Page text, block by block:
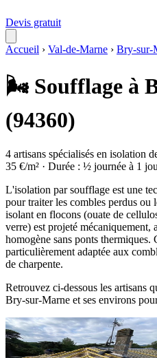
Devis gratuit
Accueil › Val-de-Marne › Bry-sur-
🌬️ Soufflage à
(94360)
4 artisans spécialisés en isolation
35 €/m² · Durée : ½ journée à 1
L'isolation par soufflage est une
pour traiter les combles perdus ou
isolant en flocons (ouate de
verre) est projeté mécaniquement,
homogène sans ponts thermiques.
particulièrement adaptée aux
de charpente.
Retrouvez ci-dessous les artisans
Bry-sur-Marne et ses environs